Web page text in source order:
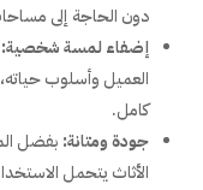
دون الحاجة إلى
إضفاء لمسة شخصية:
العميل وأسلوب
كامل.
جودة ومتانة: بفضل
الأثاث يتحمل